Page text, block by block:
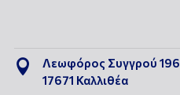

Λεωφόρος Συγγρού 196
17671 Καλλιθέα